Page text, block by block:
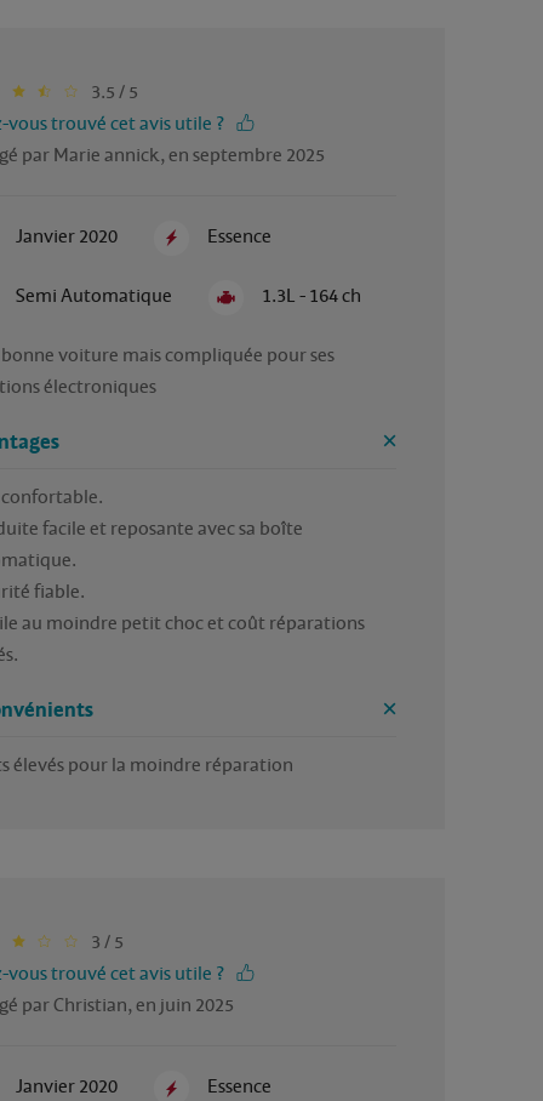
3.5 / 5
vous trouvé cet avis utile ?
par Marie annick, en septembre 2025
Janvier 2020 Essence
Semi Automatique 1.3L - 164 ch
voiture mais compliquée pour ses
électroniques
confortable.
facile et reposante avec sa boîte
fiable.
au moindre petit choc et coût réparations
élevés pour la moindre réparation
3 / 5
vous trouvé cet avis utile ?
par Christian, en juin 2025
Janvier 2020 Essence